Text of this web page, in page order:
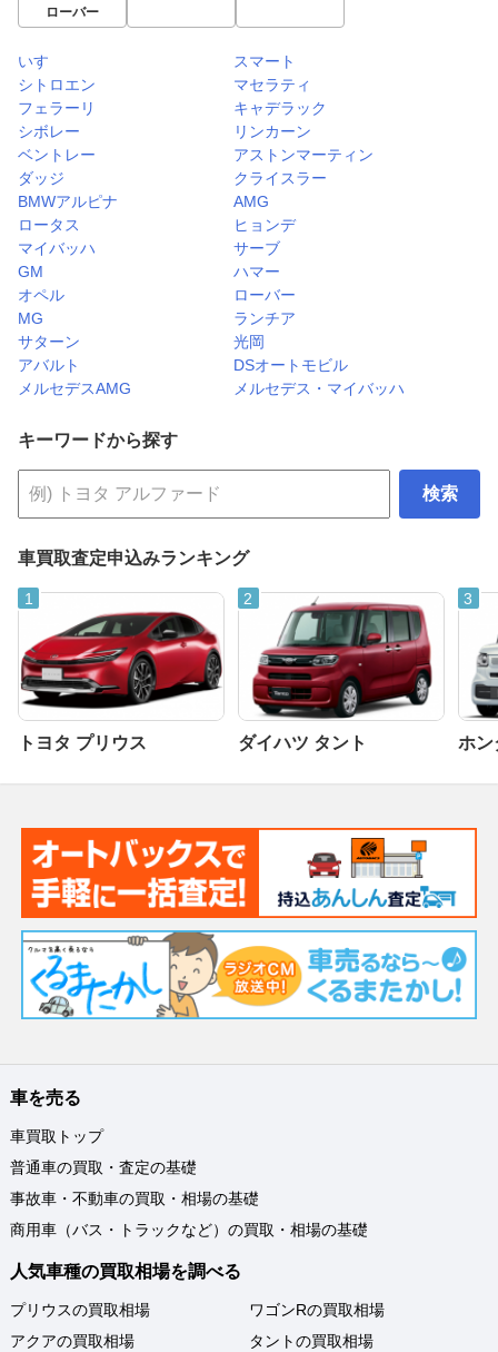
ローバー
いすゞ
スマート
シトロエン
マセラティ
フェラーリ
キャデラック
シボレー
リンカーン
ベントレー
アストンマーティン
ダッジ
クライスラー
BMWアルピナ
AMG
ロータス
ヒョンデ
マイバッハ
サーブ
GM
ハマー
オペル
ローバー
MG
ランチア
サターン
光岡
アバルト
DSオートモビル
メルセデスAMG
メルセデス・マイバッハ
キーワードから探す
検索
車買取査定申込みランキング
トヨタ プリウス ダイハツ タント ホン
車を売る
車買取トップ
普通車の買取・査定の基礎
事故車・不動車の買取・相場の基礎
商用車（バス・トラックなど）の買取・相場の基礎
人気車種の買取相場を調べる
プリウスの買取相場
アクアの買取相場
ワゴンRの買取相場
タントの買取相場